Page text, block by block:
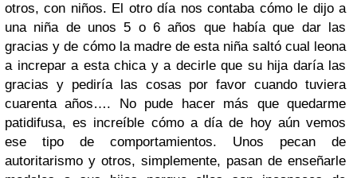
otros, con niños. El otro día nos contaba cómo le dijo a
una niña de unos 5 o 6 años que había que dar las
gracias y de cómo la madre de esta niña saltó cual leona
a increpar a esta chica y a decirle que su hija daría las
gracias y pediría las cosas por favor cuando tuviera
cuarenta años…. No pude hacer más que quedarme
patidifusa, es increíble cómo a día de hoy aún vemos
ese tipo de comportamientos. Unos pecan de
autoritarismo y otros, simplemente, pasan de enseñarle